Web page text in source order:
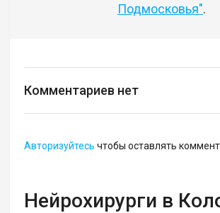
Подмосковья".
Комментариев нет
Авторизуйтесь чтобы оставлять
Нейрохирурги в